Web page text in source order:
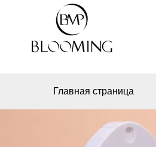
Главная страница